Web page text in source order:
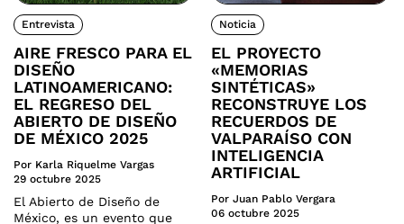
Entrevista
AIRE FRESCO PARA EL
DISEÑO
LATINOAMERICANO:
EL REGRESO DEL
ABIERTO DE DISEÑO
DE MÉXICO 2025
Por Karla Riquelme Vargas
29 octubre 2025
El Abierto de Diseño de
México, es un evento que
Noticia
EL PROYECTO
«MEMORIAS
SINTÉTICAS»
RECONSTRUYE LOS
RECUERDOS DE
VALPARAÍSO CON
INTELIGENCIA
ARTIFICIAL
Por Juan Pablo Vergara
06 octubre 2025